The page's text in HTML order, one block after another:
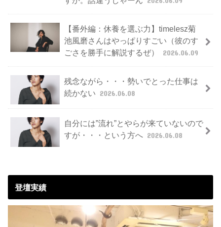
【番外編：休養を選ぶ力】timelesz菊
池風磨さんはやっぱりすごい（彼のす
ごさを勝手に解説するぜ）
2026.06.09
残念ながら・・・勢いでとった仕事は
続かない 2026.06.08
自分には”流れ”とやらが来ていないので
すが・・・という方へ 2026.06.08
登壇実績